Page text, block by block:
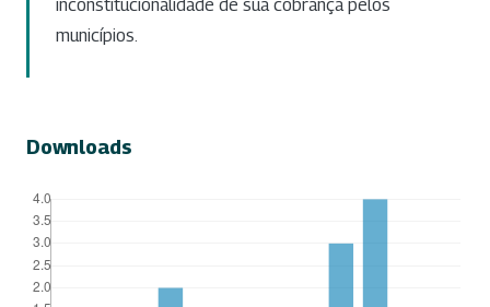
inconstitucionalidade de sua cobrança pelos
municípios.
Downloads